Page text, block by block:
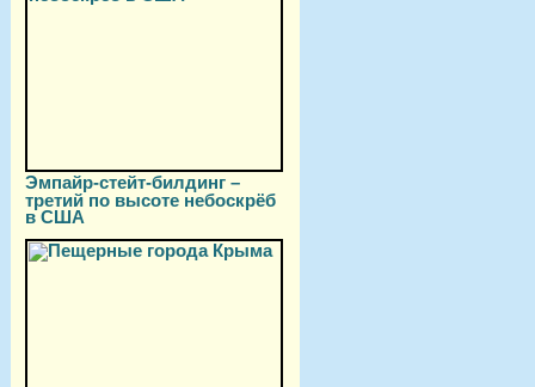
Эмпайр-стейт-билдинг –
третий по высоте небоскрёб
в США